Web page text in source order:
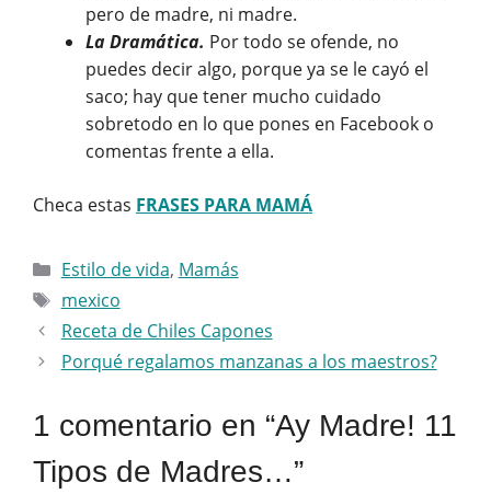
pero de madre, ni madre.
La Dramática. Por todo se ofende, no
puedes decir algo, porque ya se le cayó el
saco; hay que tener mucho cuidado
sobretodo en lo que pones en Facebook o
comentas frente a ella.
Checa estas FRASES PARA MAMÁ
Categorías
Estilo de vida, Mamás
Etiquetas
mexico
Receta de Chiles Capones
Porqué regalamos manzanas a los maestros?
1 comentario en “Ay Madre! 11
Tipos de Madres…”